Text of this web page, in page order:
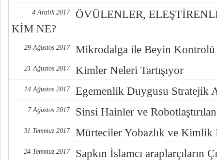
4 Aralık 2017
ÖVÜLENLER,
KİM NE?
29 Ağustos 2017 Mikrodalga ile Beyin Kontrolü
21 Ağustos 2017 Kimler Neleri Tartışıyor
14 Ağustos 2017 Egemenlik Duygusu Stratejik
7 Ağustos 2017 Sinsi Hainler ve
31 Temmuz 2017 Mürteciler Yobazlık ve Kimlik
24 Temmuz 2017 Sapkın İslamcı araplarçıların